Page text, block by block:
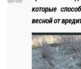
которые
весной от